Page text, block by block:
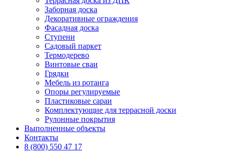
Заборная доска
Декоративные ограждения
Фасадная доска
Ступени
Садовый паркет
Термодерево
Винтовые сваи
Грядки
Мебель из ротанга
Опоры регулируемые
Пластиковые сараи
Комплектующие для террасной доски
Рулонные покрытия
Выполненные объекты
Контакты
8 (800) 550 47 17